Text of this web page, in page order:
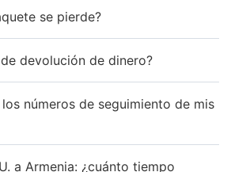
se pierde?
devolución de dinero?
números de seguimiento de mis
a Armenia: ¿cuánto tiempo